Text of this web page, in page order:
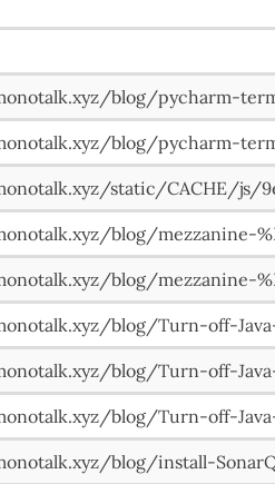
blog/pycharm-
blog/pycharm-
static/CACHE/js/
blog/mezzanine-
blog/mezzanine-
blog/Turn-off-
blog/Turn-off-
blog/Turn-off-
blog/install-